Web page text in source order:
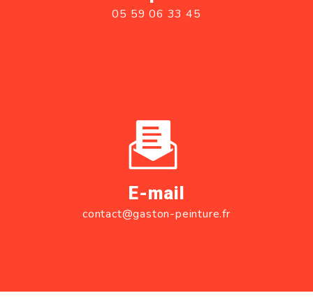
05 59 06 33 45
E-mail
contact@gaston-peinture.fr